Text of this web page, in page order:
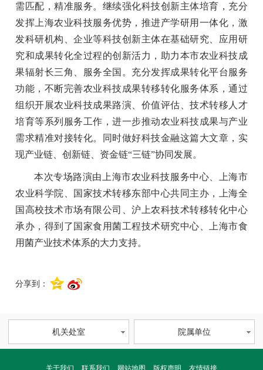
需匹配，精准服务。继续强化科技创新主体培育，充分
发挥上海农业科技服务优势，推进产学研用一体化，激
发科研机构、企业等科技创新主体在基础研究、应用研
究和成果转化全过程的创新活力，助力本市农业科技成
果辐射长三角、服务全国。充分发挥成果转化平台服务
功能，不断完善农业科技成果转移转化服务体系，通过
组织开展农业科技成果路演、价值评估、技术转移人才
培育等系列服务工作，进一步推动农业科技成果与产业
需求精准对接转化。同时做好科技金融这篇大文章，实
现产业链、创新链、资金链“三链”协同发展。
本次专场路演由上海市农业科技服务中心、上海市
农业科学院、国家技术转移东部中心共同主办，上海全
国高校技术市场有限公司、沪上农科技术转移转化中心
承办，得到了国家食用菌工程技术研究中心、上海市食
用菌产业技术体系的大力支持。
分享到：
机关处室 院属单位
关于我们 联系我们 网站地图 版权声明 友情链接